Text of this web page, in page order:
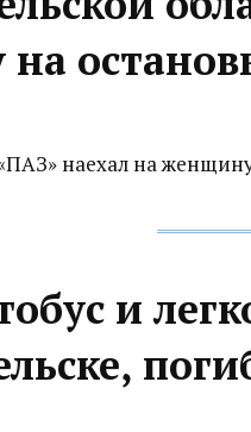
наехал на
и